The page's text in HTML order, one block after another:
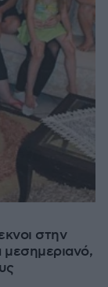
στην
μεσημεριανό,